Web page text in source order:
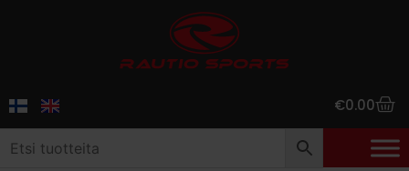
€0.00